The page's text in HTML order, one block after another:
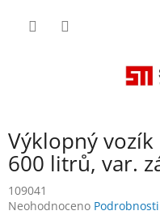
Výklopný
600 litrů, var.
109041
Průměrné
Neohodnoceno